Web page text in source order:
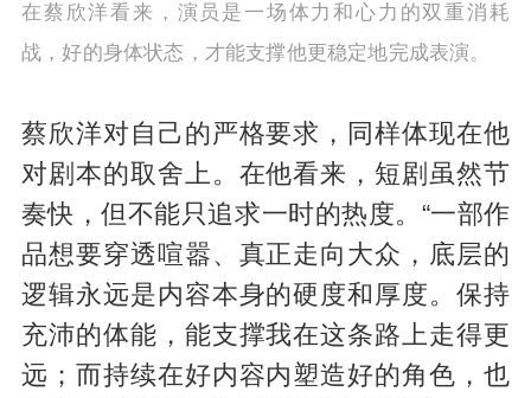
在蔡欣洋看来，演员是一场体力和心力的双重消耗
战，好的身体状态，才能支撑他更稳定地完成表演。
蔡欣洋对自己的严格要求，同样体现在他
对剧本的取舍上。在他看来，短剧虽然节
奏快，但不能只追求一时的热度。“一部作
品想要穿透喧嚣、真正走向大众，底层的
逻辑永远是内容本身的硬度和厚度。保持
充沛的体能，能支撑我在这条路上走得更
远；而持续在好内容内塑造好的角色，也